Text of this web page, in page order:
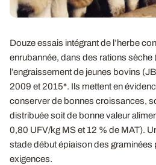
Douze essais intégrant de l’herbe
enrubannée, dans des rations
l’engraissement de jeunes bovins
2009 et 2015*. Ils mettent en
conserver de bonnes croissances,
distribuée soit de bonne valeur
0,80 UFV/kg MS et 12 % de MAT).
stade début épiaison des graminées
exigences.